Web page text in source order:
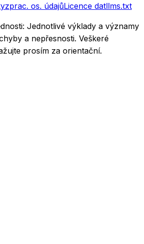
zprac. os. údajůLicence datllms.txt
Jednotlivé výklady a významy
a nepřesnosti. Veškeré
prosím za orientační.